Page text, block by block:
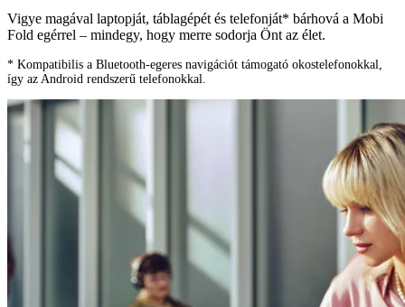
Vigye magával laptopját, táblagépét és telefonját* bárhová a Mobi
Fold egérrel – mindegy, hogy merre sodorja Önt az élet.
* Kompatibilis a Bluetooth-egeres navigációt támogató okostelefonokkal,
így az Android rendszerű telefonokkal.